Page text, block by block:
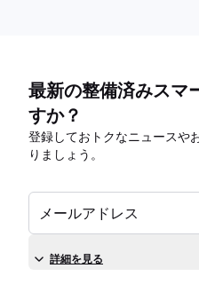
最新の整備済みスマ
すか？
登録しておトクなニュースや
りましょう。
メールアドレス
詳細を見る